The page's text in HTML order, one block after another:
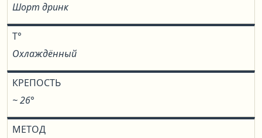
Шорт дринк
T°
Охлаждённый
КРЕПОСТЬ
~ 26°
МЕТОД